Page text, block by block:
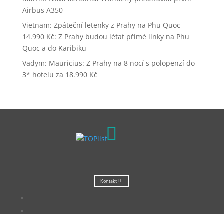
Airbus A350
Vietnam: Zpáteční letenky z Prahy na Phu Quoc
14.990 Kč: Z Prahy budou létat přímé linky na Phu
Quoc a do Karibiku
Vadym: Mauricius: Z Prahy na 8 nocí s polopenzí do
3* hotelu za 18.990 Kč

Kontakt